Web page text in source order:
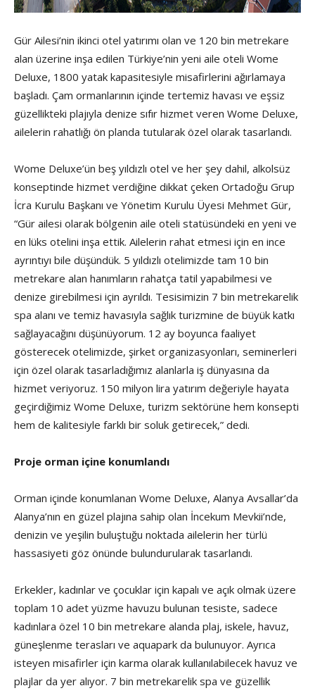
Gür Ailesi’nin ikinci otel yatırımı olan ve 120 bin metrekare
alan üzerine inşa edilen Türkiye’nin yeni aile oteli Wome
Deluxe, 1800 yatak kapasitesiyle misafirlerini ağırlamaya
başladı. Çam ormanlarının içinde tertemiz havası ve eşsiz
güzellikteki plajıyla denize sıfır hizmet veren Wome Deluxe,
ailelerin rahatlığı ön planda tutularak özel olarak tasarlandı.
Wome Deluxe’ün beş yıldızlı otel ve her şey dahil, alkolsüz
konseptinde hizmet verdiğine dikkat çeken Ortadoğu Grup
İcra Kurulu Başkanı ve Yönetim Kurulu Üyesi Mehmet Gür,
“Gür ailesi olarak bölgenin aile oteli statüsündeki en yeni ve
en lüks otelini inşa ettik. Ailelerin rahat etmesi için en ince
ayrıntıyı bile düşündük. 5 yıldızlı otelimizde tam 10 bin
metrekare alan hanımların rahatça tatil yapabilmesi ve
denize girebilmesi için ayrıldı. Tesisimizin 7 bin metrekarelik
spa alanı ve temiz havasıyla sağlık turizmine de büyük katkı
sağlayacağını düşünüyorum. 12 ay boyunca faaliyet
gösterecek otelimizde, şirket organizasyonları, seminerleri
için özel olarak tasarladığımız alanlarla iş dünyasına da
hizmet veriyoruz. 150 milyon lira yatırım değeriyle hayata
geçirdiğimiz Wome Deluxe, turizm sektörüne hem konsepti
hem de kalitesiyle farklı bir soluk getirecek,” dedi.
Proje orman içine konumlandı
Orman içinde konumlanan Wome Deluxe, Alanya Avsallar’da
Alanya’nın en güzel plajına sahip olan İncekum Mevkii’nde,
denizin ve yeşilin buluştuğu noktada ailelerin her türlü
hassasiyeti göz önünde bulundurularak tasarlandı.
Erkekler, kadınlar ve çocuklar için kapalı ve açık olmak üzere
toplam 10 adet yüzme havuzu bulunan tesiste, sadece
kadınlara özel 10 bin metrekare alanda plaj, iskele, havuz,
güneşlenme terasları ve aquapark da bulunuyor. Ayrıca
isteyen misafirler için karma olarak kullanılabilecek havuz ve
plajlar da yer alıyor. 7 bin metrekarelik spa ve güzellik